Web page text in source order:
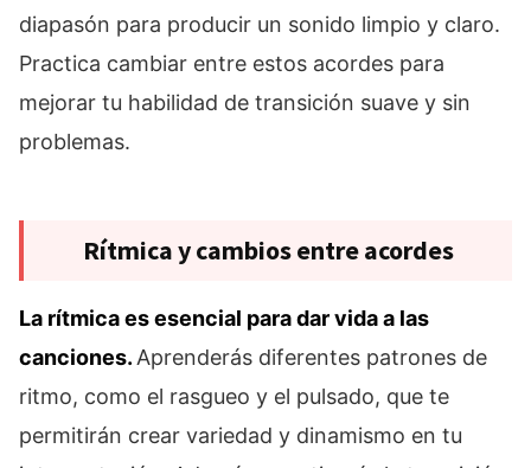
diapasón para producir un sonido limpio y claro.
Practica cambiar entre estos acordes para
mejorar tu habilidad de transición suave y sin
problemas.
Rítmica y cambios entre acordes
La rítmica es esencial para dar vida a las
canciones. Aprenderás diferentes patrones de
ritmo, como el rasgueo y el pulsado, que te
permitirán crear variedad y dinamismo en tu